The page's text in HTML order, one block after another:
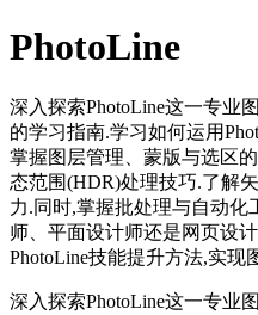
PhotoLine
深入探索PhotoLine这一专业
的学习指南.学习如何运用
掌握图层管理、蒙版与选区
态范围(HDR)处理技巧.了解
力.同时,掌握批处理与自动化
师、平面设计师还是网页设
PhotoLine技能提升方法,实现
深入探索PhotoLine这一专业